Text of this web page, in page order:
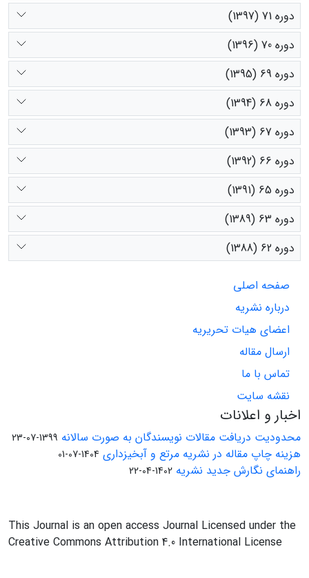
دوره 71 (1397)
دوره 70 (1396)
دوره 69 (1395)
دوره 68 (1394)
دوره 67 (1393)
دوره 66 (1392)
دوره 65 (1391)
دوره 63 (1389)
دوره 62 (1388)
صفحه اصلی
درباره نشریه
اعضای هیات تحریریه
ارسال مقاله
تماس با ما
نقشه سایت
اخبار و اعلانات
محدودیت دریافت مقالات نویسندگان به صورت سالانه 1399-07-23
هزینه چاپ مقاله در نشریه مرتع و آبخیزداری 1404-07-01
راهنمای نگارش جدید نشریه 1402-04-22
This Journal is an open access Journal Licensed under the
Creative Commons Attribution 4.0 International License